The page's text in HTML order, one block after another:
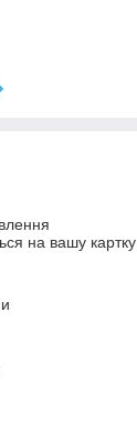
на вашу картку